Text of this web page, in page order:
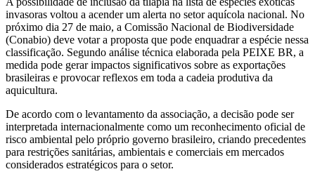
invasoras voltou a acender um alerta no setor aquícola nacional. No
próximo dia 27 de maio, a Comissão Nacional de Biodiversidade
(Conabio) deve votar a proposta que pode enquadrar a espécie nessa
classificação. Segundo análise técnica elaborada pela PEIXE BR, a
medida pode gerar impactos significativos sobre as exportações
brasileiras e provocar reflexos em toda a cadeia produtiva da
aquicultura.
De acordo com o levantamento da associação, a decisão pode ser
interpretada internacionalmente como um reconhecimento oficial de
risco ambiental pelo próprio governo brasileiro, criando precedentes
para restrições sanitárias, ambientais e comerciais em mercados
considerados estratégicos para o setor.